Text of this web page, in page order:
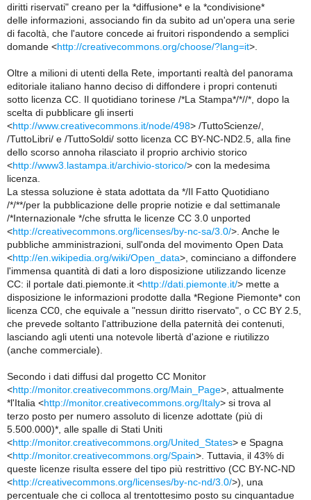
diritti riservati" creano per la *diffusione* e la *condivisione*
delle informazioni, associando fin da subito ad un'opera una serie
di facoltà, che l'autore concede ai fruitori rispondendo a semplici
domande <http://creativecommons.org/choose/?lang=it>.
Oltre a milioni di utenti della Rete, importanti realtà del panorama
editoriale italiano hanno deciso di diffondere i propri contenuti
sotto licenza CC. Il quotidiano torinese /*La Stampa*/*//*, dopo la
scelta di pubblicare gli inserti
<http://www.creativecommons.it/node/498> /TuttoScienze/,
/TuttoLibri/ e /TuttoSoldi/ sotto licenza CC BY-NC-ND2.5, alla fine
dello scorso annoha rilasciato il proprio archivio storico
<http://www3.lastampa.it/archivio-storico/> con la medesima
licenza.
La stessa soluzione è stata adottata da */Il Fatto Quotidiano
/*/**/per la pubblicazione delle proprie notizie e dal settimanale
/*Internazionale */che sfrutta le licenze CC 3.0 unported
<http://creativecommons.org/licenses/by-nc-sa/3.0/>. Anche le
pubbliche amministrazioni, sull'onda del movimento Open Data
<http://en.wikipedia.org/wiki/Open_data>, cominciano a diffondere
l'immensa quantità di dati a loro disposizione utilizzando licenze
CC: il portale dati.piemonte.it <http://dati.piemonte.it/> mette a
disposizione le informazioni prodotte dalla *Regione Piemonte* con
licenza CC0, che equivale a "nessun diritto riservato", o CC BY 2.5,
che prevede soltanto l'attribuzione della paternità dei contenuti,
lasciando agli utenti una notevole libertà d'azione e riutilizzo
(anche commerciale).
Secondo i dati diffusi dal progetto CC Monitor
<http://monitor.creativecommons.org/Main_Page>, attualmente
*l'Italia <http://monitor.creativecommons.org/Italy> si trova al
terzo posto per numero assoluto di licenze adottate (più di
5.500.000)*, alle spalle di Stati Uniti
<http://monitor.creativecommons.org/United_States> e Spagna
<http://monitor.creativecommons.org/Spain>. Tuttavia, il 43% di
queste licenze risulta essere del tipo più restrittivo (CC BY-NC-ND
<http://creativecommons.org/licenses/by-nc-nd/3.0/>), una
percentuale che ci colloca al trentottesimo posto su cinquantadue